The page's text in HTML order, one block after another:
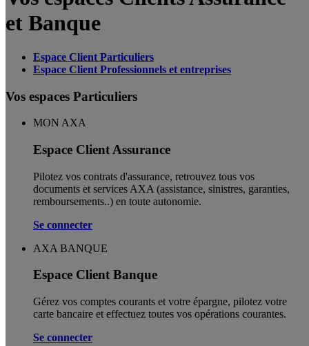
et Banque
Espace Client Particuliers
Espace Client Professionnels et entreprises
Vos espaces Particuliers
MON AXA
Espace Client Assurance
Pilotez vos contrats d'assurance, retrouvez tous vos
documents et services AXA (assistance, sinistres, garanties,
remboursements..) en toute autonomie. ​
Se connecter
AXA BANQUE
Espace Client Banque
Gérez vos comptes courants et votre épargne, pilotez votre
carte bancaire et effectuez toutes vos opérations courantes.
Se connecter